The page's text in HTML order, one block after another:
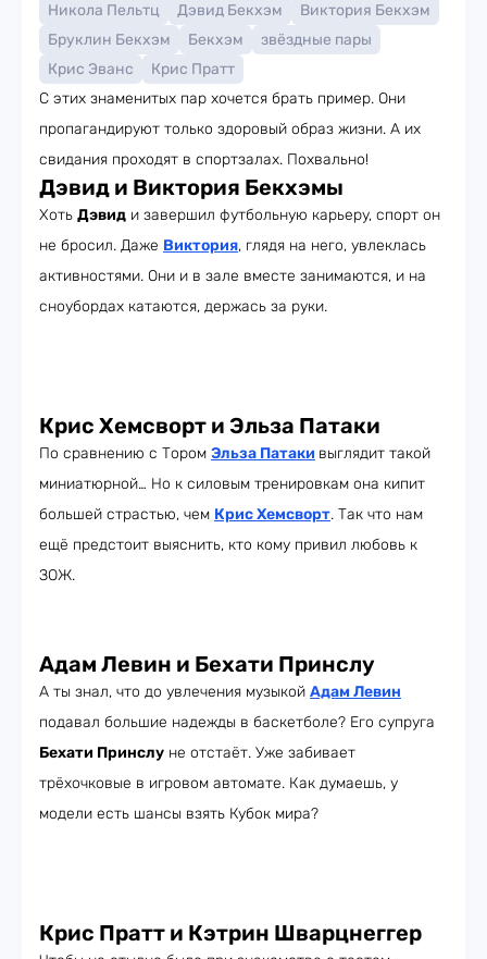
Никола Пельтц Дэвид Бекхэм
Виктория Бекхэм
Бруклин Бекхэм
Бекхэм
звёздные пары
Крис Эванс
Крис Пратт
С этих знаменитых пар хочется брать пример. Они
пропагандируют только здоровый образ жизни. А их
свидания проходят в спортзалах. Похвально!
Дэвид и Виктория Бекхэмы
Хоть Дэвид и завершил футбольную карьеру, спорт он
не бросил. Даже Виктория, глядя на него, увлеклась
активностями. Они и в зале вместе занимаются, и на
сноубордах катаются, держась за руки.
Крис Хемсворт и Эльза Патаки
По сравнению с Тором Эльза Патаки выглядит такой
миниатюрной… Но к силовым тренировкам она кипит
большей страстью, чем Крис Хемсворт. Так что нам
ещё предстоит выяснить, кто кому привил любовь к
ЗОЖ.
Адам Левин и Бехати Принслу
А ты знал, что до увлечения музыкой Адам Левин
подавал большие надежды в баскетболе? Его супруга
Бехати Принслу не отстаёт. Уже забивает
трёхочковые в игровом автомате. Как думаешь, у
модели есть шансы взять Кубок мира?
Крис Пратт и Кэтрин Шварцнеггер